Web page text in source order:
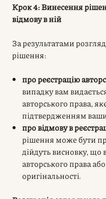
Крок 4: Винесення
відмову в ній
За результатами
рішення:
про реєстрацію
випадку вам
авторського права,
підтвердженням
про відмову в
рішення може бути
дійдуть висновку, що
авторського права
оригінальності.